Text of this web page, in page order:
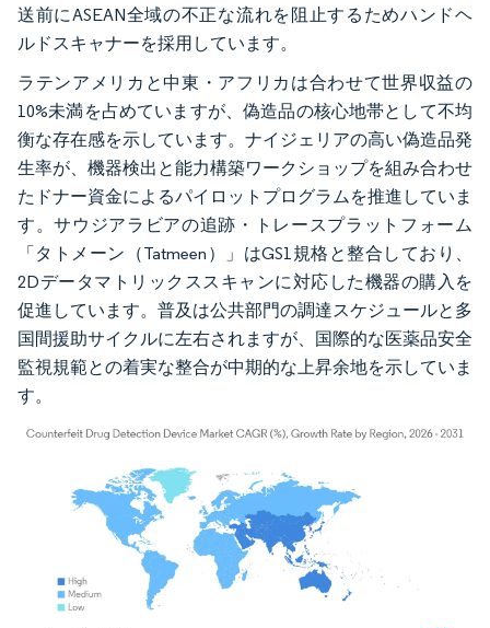
送前にASEAN全域の不正な流れを阻止するためハンドヘ
ルドスキャナーを採用しています。
ラテンアメリカと中東・アフリカは合わせて世界収益の
10%未満を占めていますが、偽造品の核心地帯として不均
衡な存在感を示しています。ナイジェリアの高い偽造品発
生率が、機器検出と能力構築ワークショップを組み合わせ
たドナー資金によるパイロットプログラムを推進していま
す。サウジアラビアの追跡・トレースプラットフォーム
「タトメーン（Tatmeen）」はGS1規格と整合しており、
2Dデータマトリックススキャンに対応した機器の購入を
促進しています。普及は公共部門の調達スケジュールと多
国間援助サイクルに左右されますが、国際的な医薬品安全
監視規範との着実な整合が中期的な上昇余地を示していま
す。